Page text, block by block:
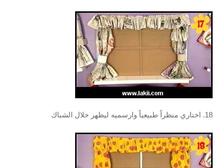
18. اختاري منظراً طبيعياً وارسميه ليظهر خلال الشباك